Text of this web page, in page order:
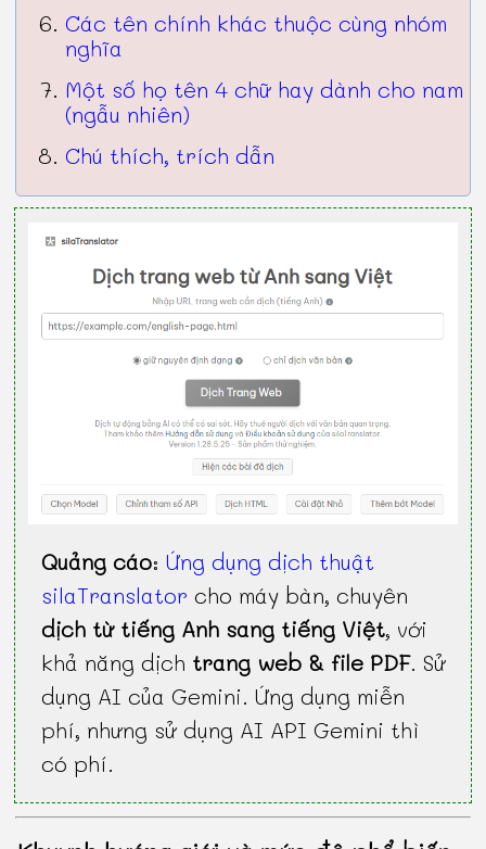
Các tên chính khác thuộc cùng nhóm
nghĩa
Một số họ tên 4 chữ hay dành cho nam
(ngẫu nhiên)
Chú thích, trích dẫn
Quảng cáo:Ứng dụng dịch thuật
silaTranslator cho máy bàn, chuyên
dịch từ tiếng Anh sang tiếng Việt, với
khả năng dịch trang web & file PDF. Sử
dụng AI của Gemini. Ứng dụng miễn
phí, nhưng sử dụng AI API Gemini thì
có phí.